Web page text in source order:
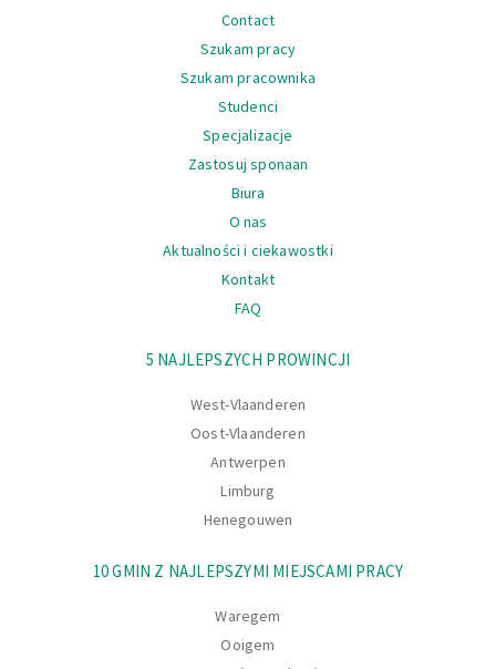
Contact
Szukam pracy
Szukam pracownika
Studenci
Specjalizacje
Zastosuj sponaan
Biura
O nas
Aktualności i ciekawostki
Kontakt
FAQ
5 NAJLEPSZYCH PROWINCJI
West-Vlaanderen
Oost-Vlaanderen
Antwerpen
Limburg
Henegouwen
10 GMIN Z NAJLEPSZYMI MIEJSCAMI PRACY
Waregem
Ooigem